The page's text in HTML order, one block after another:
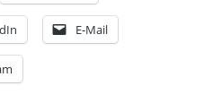
E-Mail